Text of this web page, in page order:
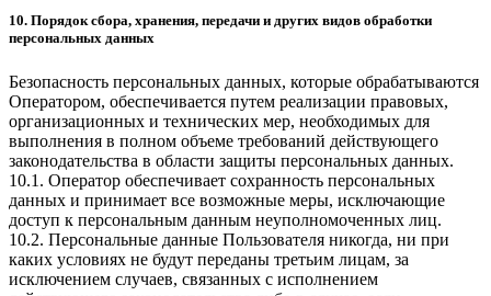
10. Порядок сбора, хранения, передачи и других видов обработки
персональных данных
Безопасность персональных данных, которые обрабатываются
Оператором, обеспечивается путем реализации правовых,
организационных и технических мер, необходимых для
выполнения в полном объеме требований действующего
законодательства в области защиты персональных данных.
10.1. Оператор обеспечивает сохранность персональных
данных и принимает все возможные меры, исключающие
доступ к персональным данным неуполномоченных лиц.
10.2. Персональные данные Пользователя никогда, ни при
каких условиях не будут переданы третьим лицам, за
исключением случаев, связанных с исполнением